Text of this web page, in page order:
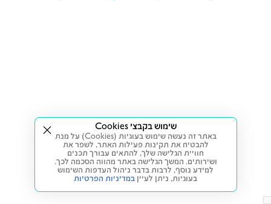
שימוש בקבצי Cookies
באתר זה נעשה שימוש בעוגיות (Cookies) על מנת
להבטיח את תקינות פעילות האתר, לשפר את
חוויית הגלישה שלך, להתאים עבורך תכנים
ושירותים. המשך הגלישה באתר מהווה הסכמה לכך.
למידע נוסף, לרבות בדבר ניהול העדפות השימוש
בעוגיות, ניתן לעיין במדיניות הפרטיות